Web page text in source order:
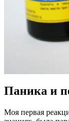
Паника и
Моя первая